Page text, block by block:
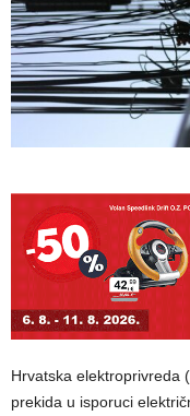
Hrvatska elektroprivreda
prekida u isporuci